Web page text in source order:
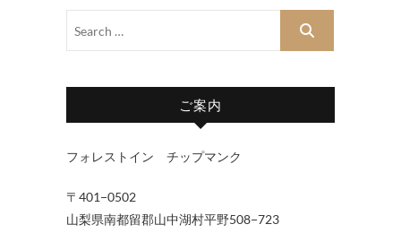
ご案内
フォレストイン チップマンク
〒401−0502
山梨県南都留郡山中湖村平野508−723